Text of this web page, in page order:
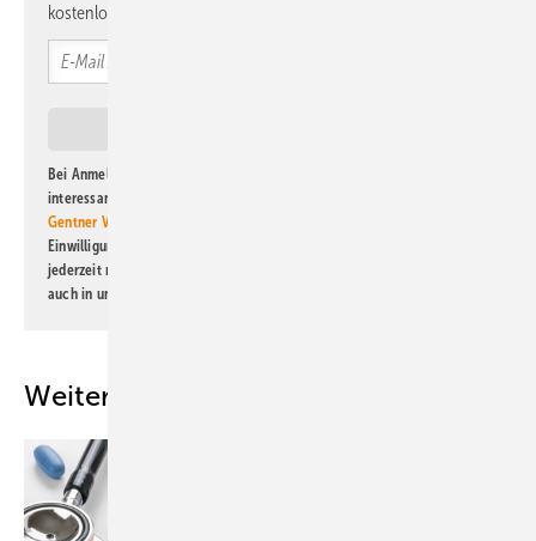
kostenlos direkt ins Postfach.
Bei Anmeldung zu diesem Newsletter bin ich damit einverstanden, über
interessante Verlags- und Online-Angebote
Gentner Verlag GmbH & Co. KG
Einwilligung kann ich jederzeit widerrufen und eine Abmeldung ist
jederzeit möglich. Informationen zum Umgang mit Daten finden Sie
auch in unserer
Weitere Inhalte